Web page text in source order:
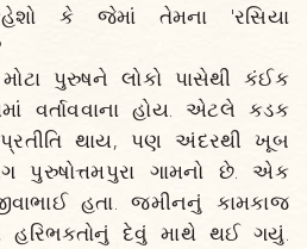
કે જેમાં તેમના 'રસિયા
પુરુષને લોકો પાસેથી કંઈક
વર્તાવવાના હોય. એટલે કડક
થાય, પણ અંદરથી ખૂબ
પુરુષોત્તમપુરા ગામનો છે. એક
હતા. જમીનનું કામકાજ
હરિભક્તોનું દેવું માથે થઈ ગયું.